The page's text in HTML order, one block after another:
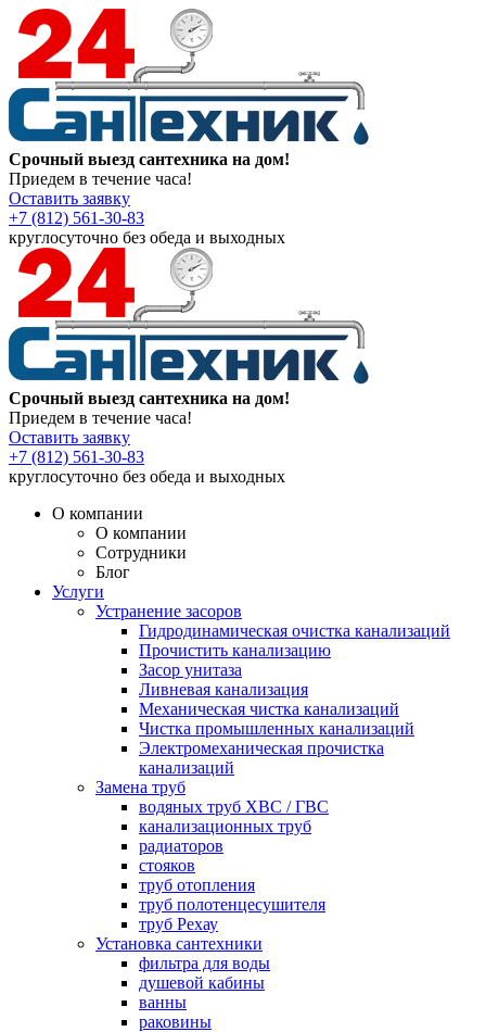
Срочный выезд сантехника на дом!
Приедем в течение часа!
Оставить заявку
+7 (812) 561-30-83
круглосуточно без обеда и выходных
Срочный выезд сантехника на дом!
Приедем в течение часа!
Оставить заявку
+7 (812) 561-30-83
круглосуточно без обеда и выходных
О компании
О компании
Сотрудники
Блог
Услуги
Устранение засоров
Гидродинамическая очистка канализаций
Прочистить канализацию
Засор унитаза
Ливневая канализация
Механическая чистка канализаций
Чистка промышленных канализаций
Электромеханическая прочистка
канализаций
Замена труб
водяных труб ХВС / ГВС
канализационных труб
радиаторов
стояков
труб отопления
труб полотенцесушителя
труб Рехау
Установка сантехники
фильтра для воды
душевой кабины
ванны
раковины